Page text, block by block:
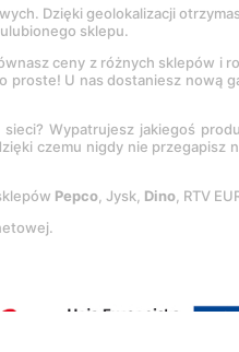
Dzięki geolokalizacji
sklepu.
ceny z różnych sklepów i
proste! U nas dostaniesz nową
Wypatrujesz jakiegoś
czemu nigdy nie przegapisz
Pepco, Jysk, Dino, RTV